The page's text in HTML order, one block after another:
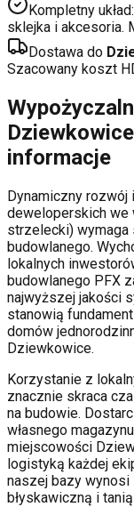
Kompletny
sklejka i akcesoria.
Dostawa do
Szacowany koszt
Dziewkowice
informacje
Dynamiczny rozwój
deweloperskich we
strzelecki)
budowlanego.
lokalnych
budowlanego PFX
najwyższej jakości
stanowią
domów
Dziewkowice.
Korzystanie z
znacznie skraca
na budowie.
własnego
miejscowości
logistyką każdej
naszej bazy wynosi
błyskawiczną i